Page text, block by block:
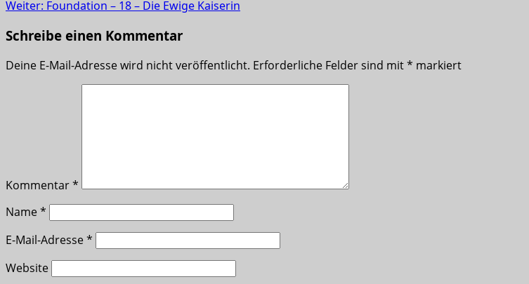
Weiter: Foundation – 18 – Die Ewige Kaiserin
Schreibe einen Kommentar
Deine E-Mail-Adresse wird nicht veröffentlicht. Erforderliche Felder sind mit* markiert
Kommentar*
Name*
E-Mail-Adresse*
Website